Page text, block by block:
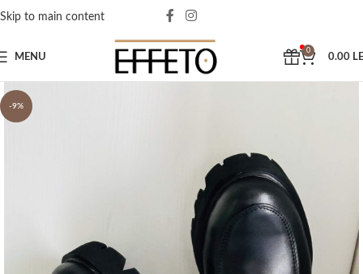
Skip to main content
MENU
0
0.00
-9%